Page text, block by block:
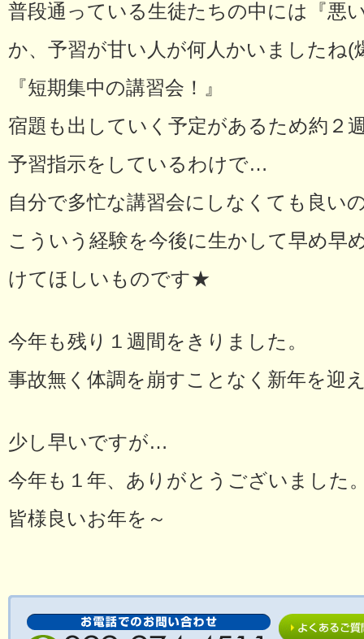
普段通っている生徒たちの中には『悪
か、予習が甘い人が何人かいましたね(
『短期集中の講習会！』
宿題も出していく予定があるため約２
予習指示をしているわけで…
自分で多忙な講習会にしなくても良い
こういう経験を今後に生かして早め早
けてほしいものです★
今年も残り１週間をきりました。
事故無く体調を崩すことなく新年を迎
少し早いですが…
今年も１年、ありがとうございました
皆様良いお年を～